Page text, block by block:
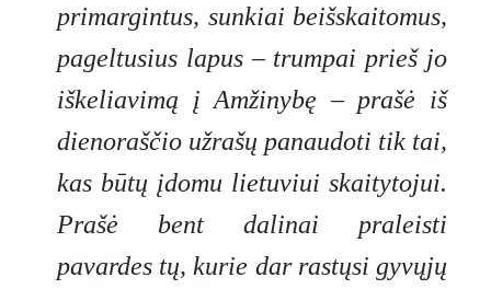
primargintus, sunkiai beišskaitomus,
pageltusius lapus – trumpai prieš jo
iškeliavimą į Amžinybę–prašė iš
dienoraščio užrašų panaudoti tik tai,
kas būtų įdomu lietuviui skaitytojui.
Prašė bent dalinai praleisti
pavardes tų, kurie dar rastųsi gyvųjų